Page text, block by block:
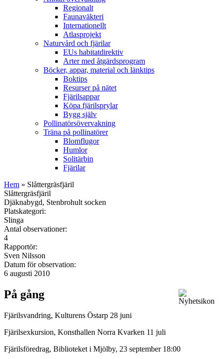
Regionalt
Faunaväkteri
Internationellt
Atlasprojekt
Naturvård och fjärilar
EUs habitatdirektiv
Arter med åtgärdsprogram
Böcker, appar, material och länktips
Boktips
Resurser på nätet
Fjärilsappar
Köpa fjärilsprylar
Bygg själv
Pollinatörsövervakning
Träna på pollinatörer
Blomflugor
Humlor
Solitärbin
Fjärilar
Hem » Slåttergräsfjäril
Slåttergräsfjäril
Djäknabygd, Stenbrohult socken
Platskategori:
Slinga
Antal observationer:
4
Rapportör:
Sven Nilsson
Datum för observation:
6 augusti 2010
På gång
Fjärilsvandring, Kulturens Östarp 28 juni
Fjärilsexkursion, Konsthallen Norra Kvarken 11 juli
Fjärilsföredrag, Biblioteket i Mjölby, 23 september 18:00